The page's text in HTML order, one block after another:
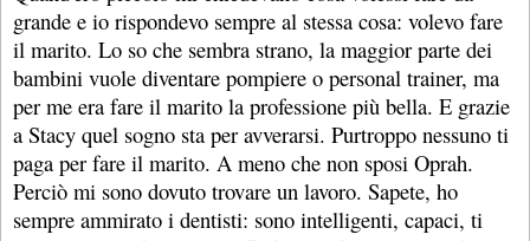
grande e io rispondevo sempre al stessa cosa: volevo fare
il marito. Lo so che sembra strano, la maggior parte dei
bambini vuole diventare pompiere o personal trainer, ma
per me era fare il marito la professione più bella. E grazie
a Stacy quel sogno sta per avverarsi. Purtroppo nessuno ti
paga per fare il marito. A meno che non sposi Oprah.
Perciò mi sono dovuto trovare un lavoro. Sapete, ho
sempre ammirato i dentisti: sono intelligenti, capaci, ti